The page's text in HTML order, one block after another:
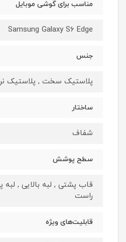
مناسب برای گوشی موبایل
Samsung Galaxy S6 Edge
جنس
پلاستیک سخت , پلاستیک
ساختار
شفاف
سطح پوشش
قاب پشتی , لبه بالایی , لبه
راست
قابلیت‌های ویژه